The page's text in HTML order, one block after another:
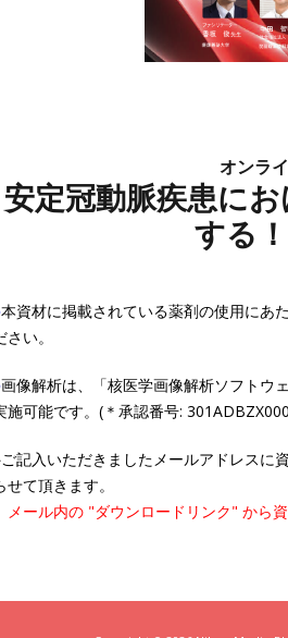
オンラ
安定冠動脈疾患に
する
本資材に掲載されている薬剤の使用にあ
さい。
画像解析は、「核医学画像解析ソフトウ
施可能です。(＊承認番号:
記入いただきましたメールアドレスに
せて頂きます。
メール内の "ダウンロードリンク" から